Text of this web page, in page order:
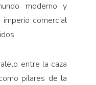
moderno y
comercial
entre la caza
pilares de la